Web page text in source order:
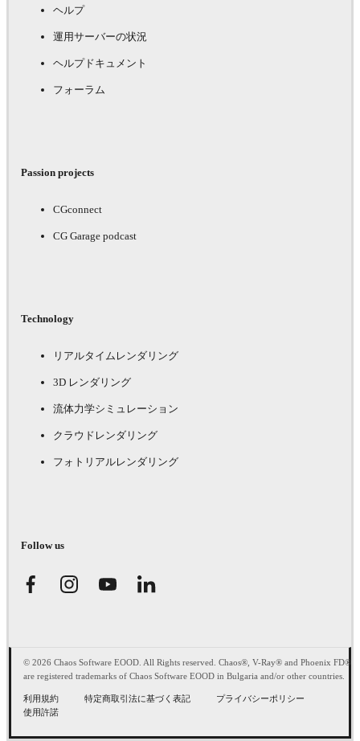
ヘルプ
運用サーバーの状況
ヘルプドキュメント
フォーラム
Passion projects
CGconnect
CG Garage podcast
Technology
リアルタイムレンダリング
3D レンダリング
流体力学シミュレーション
クラウドレンダリング
フォトリアルレンダリング
Follow us
© 2026 Chaos Software EOOD. All Rights reserved. Chaos®, V-Ray® and Phoenix FD®
are registered trademarks of Chaos Software EOOD in Bulgaria and/or other countries.
利用規約 特定商取引法に基づく表記
プライバシーポリシー
使用許諾